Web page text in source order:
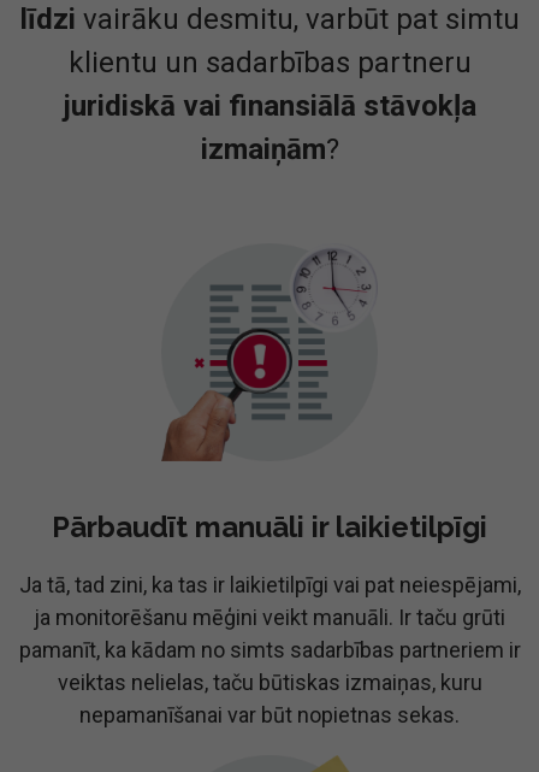
līdzi vairāku desmitu, varbūt pat simtu
klientu un sadarbības partneru
juridiskā vai finansiālā stāvokļa
izmaiņām?
Pārbaudīt manuāli ir laikietilpīgi
Ja tā, tad zini, ka tas ir laikietilpīgi vai pat neiespējami,
ja monitorēšanu mēģini veikt manuāli. Ir taču grūti
pamanīt, ka kādam no simts sadarbības partneriem ir
veiktas nelielas, taču būtiskas izmaiņas, kuru
nepamanīšanai var būt nopietnas sekas.